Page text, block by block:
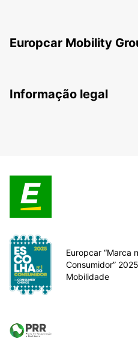
Europcar Mobility
Informação legal
Europcar “Marca
Consumidor”
Mobilidade